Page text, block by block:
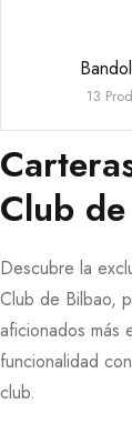
13
Club
Descubre la
Club de Bilbao,
aficionados más
funcionalidad
club.